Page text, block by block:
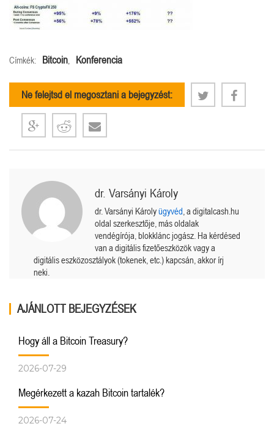
Címkék: Bitcoin Konferencia
Ne felejtsd el megosztani a bejegyzést:
dr. Varsányi Károly
dr. Varsányi Károlyügyvéd , a digitalcash.hu
oldal szerkesztője, más oldalak
vendégírója, blokklánc jogász. Ha kérdésed
van a digitális fizetőeszközök vagy a
digitális eszközosztályok (tokenek, etc.) kapcsán, akkor írj
neki.
AJÁNLOTT BEJEGYZÉSEK
Hogy áll a Bitcoin Treasury?
2026-07-29
Megérkezett a kazah Bitcoin tartalék?
2026-07-24